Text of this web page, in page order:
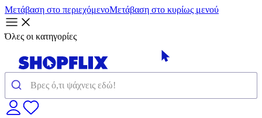
Μετάβαση στο περιεχόμενοΜετάβαση στο κυρίως μενού
Όλες οι κατηγορίες